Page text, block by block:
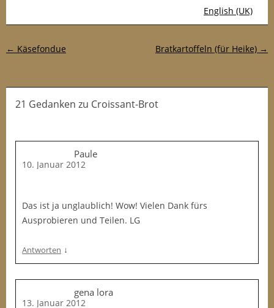
English (UK)
Post-Navigation
← Käsefondue Bratkartoffeln (für Heike) →
21 Gedanken zu Croissant-Brot
Paule
10. Januar 2012
Das ist ja unglaublich! Wow! Vielen Dank fürs
Ausprobieren und Teilen. LG
Antworten ↓
gena lora
13. Januar 2012